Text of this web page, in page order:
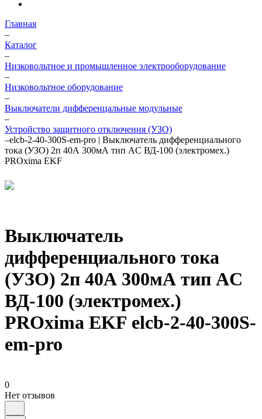
Главная
–
Каталог
–
Низковольтное и промышленное электрооборудование
–
Низковольтное оборудование
–
Выключатели дифференцальные модульные
–
Устройство защитного отключения (УЗО)
–elcb-2-40-300S-em-pro | Выключатель дифференциального
тока (УЗО) 2п 40А 300мА тип AC ВД-100 (электромех.)
PROxima EKF
Выключатель
дифференциального тока
(УЗО) 2п 40А 300мА тип AC
ВД-100 (электромех.)
PROxima EKF elcb-2-40-300S-
em-pro
0
Нет отзывов